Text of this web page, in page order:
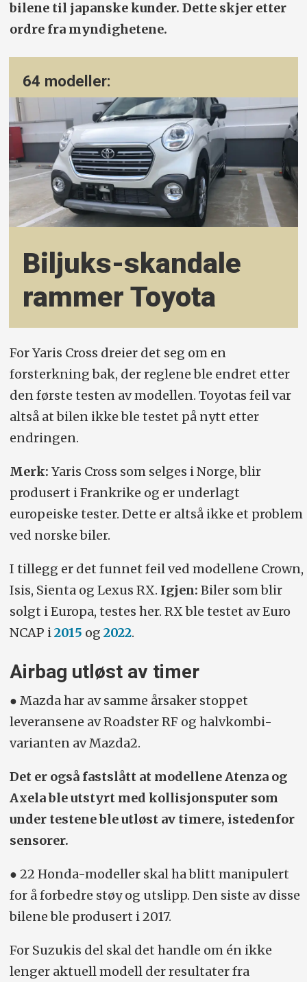
bilene til japanske kunder. Dette skjer etter
ordre fra myndighetene.
64 modeller:
Biljuks-skandale
rammer Toyota
For Yaris Cross dreier det seg om en
forsterkning bak, der reglene ble endret etter
den første testen av modellen. Toyotas feil var
altså at bilen ikke ble testet på nytt etter
endringen.
Merk: Yaris Cross som selges i Norge, blir
produsert i Frankrike og er underlagt
europeiske tester. Dette er altså ikke et problem
ved norske biler.
I tillegg er det funnet feil ved modellene Crown,
Isis, Sienta og Lexus RX. Igjen: Biler som blir
solgt i Europa, testes her. RX ble testet av Euro
NCAP i2015 og 2022.
Airbag utløst av timer
● Mazda har av samme årsaker stoppet
leveransene av Roadster RF og halvkombi-
varianten av Mazda2.
Det er også fastslått at modellene Atenza og
Axela ble utstyrt med kollisjonsputer som
under testene ble utløst av timere, istedenfor
sensorer.
● 22 Honda-modeller skal ha blitt manipulert
for å forbedre støy og utslipp. Den siste av disse
bilene ble produsert i 2017.
For Suzukis del skal det handle om én ikke
lenger aktuell modell der resultater fra